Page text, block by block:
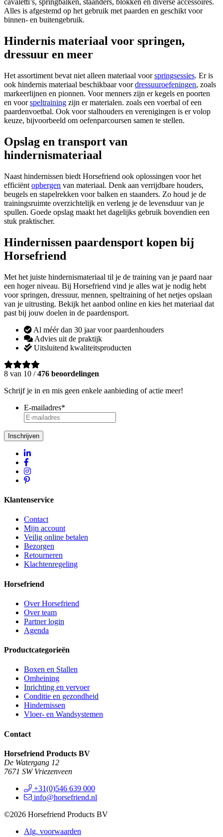
cavaletti’s, springbalken, staanders, blokken en diverse accessoires.
Alles is afgestemd op het gebruik met paarden en geschikt voor
binnen- en buitengebruik.
Hindernis materiaal voor springen,
dressuur en meer
Het assortiment bevat niet alleen materiaal voorspringsessies. Er is
ook hindernis materiaal beschikbaar voordressuuroefeningen, zoals
markeerlijnen en pionnen. Voor menners zijn er kegels en poorten
en voorspeltraining zijn er materialen. zoals een voerbal of een
paardenvoetbal. Ook voor stalhouders en verenigingen is er volop
keuze, bijvoorbeeld om oefenparcoursen samen te stellen.
Opslag en transport van
hindernismateriaal
Naast hindernissen biedt Horsefriend ook oplossingen voor het
efficiënt opbergen van materiaal. Denk aan verrijdbare houders,
beugels en stapelrekken voor balken en staanders. Zo houd je de
trainingsruimte overzichtelijk en verleng je de levensduur van je
spullen. Goede opslag maakt het dagelijks gebruik bovendien een
stuk praktischer.
Hindernissen paardensport kopen bij
Horsefriend
Met het juiste hindernismateriaal til je de training van je paard naar
een hoger niveau. Bij Horsefriend vind je alles wat je nodig hebt
voor springen, dressuur, mennen, speltraining of het netjes opslaan
van je uitrusting. Bekijk het aanbod online en kies het materiaal dat
past bij jouw doelen in de paardensport.
Al méér dan 30 jaar voor paardenhouders
Advies uit de praktijk
Uitsluitend kwaliteitsproducten
8 van 10 /476 beoordelingen
Schrijf je in en mis geen enkele aanbieding of actie meer!
E-mailadres*
Inschrijven
Klantenservice
Contact
Mijn account
Veilig online betalen
Bezorgen
Retourneren
Klachtenregeling
Horsefriend
Over Horsefriend
Over team
Partner login
Agenda
Productcategorieën
Boxen en Stallen
Omheining
Inrichting en vervoer
Conditie en gezondheid
Hindernissen
Vloer- en Wandsystemen
Contact
Horsefriend Products BV
De Watergang 12
7671 SW Vriezenveen
+31(0)546 639 000
info@horsefriend.nl
©2026 Horsefriend Products BV
Alg. voorwaarden